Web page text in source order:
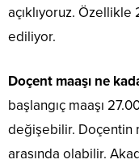
açıklıyoruz.
ediliyor.
Doçent maaşı ne
başlangıç maaşı
değişebilir. Doçentin
arasında olabilir.